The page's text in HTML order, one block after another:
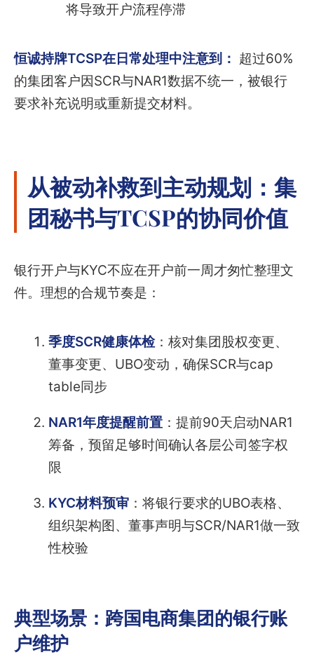
将导致开户流程停滞
恒诚持牌TCSP在日常处理中注意到： 超过60%
的集团客户因SCR与NAR1数据不统一，被银行
要求补充说明或重新提交材料。
从被动补救到主动规划：集
团秘书与TCSP的协同价值
银行开户与KYC不应在开户前一周才匆忙整理文
件。理想的合规节奏是：
季度SCR健康体检：核对集团股权变更、
董事变更、UBO变动，确保SCR与cap
table同步
NAR1年度提醒前置：提前90天启动NAR1
筹备，预留足够时间确认各层公司签字权
限
KYC材料预审：将银行要求的UBO表格、
组织架构图、董事声明与SCR/NAR1做一致
性校验
典型场景：跨国电商集团的银行账
户维护